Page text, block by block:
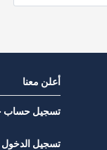
أعلن معنا
تسجيل حساب
تسجيل الدخول